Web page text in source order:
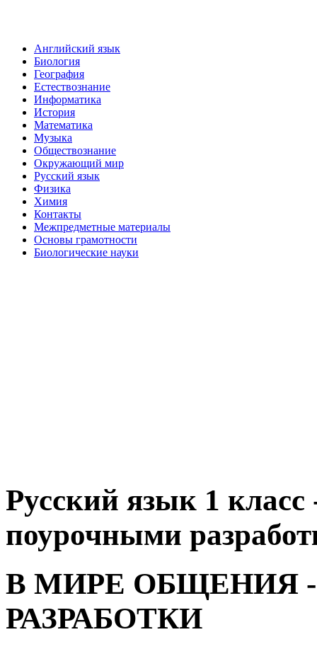
Английский язык
Биология
География
Естествознание
Информатика
История
Математика
Музыка
Обществознание
Окружающий мир
Русский язык
Физика
Химия
Контакты
Межпредметные материалы
Основы грамотности
Биологические науки
Русский язык 1 класс
поурочными
В МИРЕ ОБЩЕНИЯ
РАЗРАБОТКИ